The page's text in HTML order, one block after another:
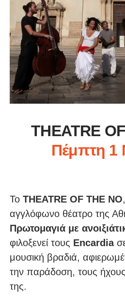
THEATRE
Πέμπτη 1
Το THEATRE OF THE NO
αγγλόφωνο θέατρο της
Πρωτομαγιά με
φιλοξενεί τους Encardiaσε
μουσική βραδιά,
την παράδοση, τους ήχους
της.